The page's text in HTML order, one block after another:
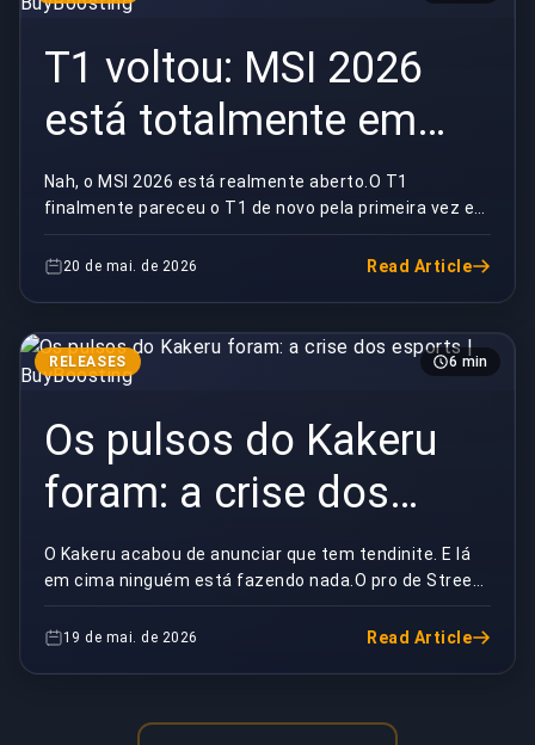
T1 voltou: MSI 2026
está totalmente em
aberto | BuyBoosting
Nah, o MSI 2026 está realmente aberto.O T1
finalmente pareceu o T1 de novo pela primeira vez em
meses, a G2 entregou uma série que devia fazer todo
fa...20 de mai. de 2026 Read Article
RELEASES 6 min
Os pulsos do Kakeru
foram: a crise dos
esports | BuyBoosting
O Kakeru acabou de anunciar que tem tendinite. E lá
em cima ninguém está fazendo nada.O pro de Street
Fighter 6 postou uma foto com tutores nos pulsos...
19 de mai. de 2026 Read Article